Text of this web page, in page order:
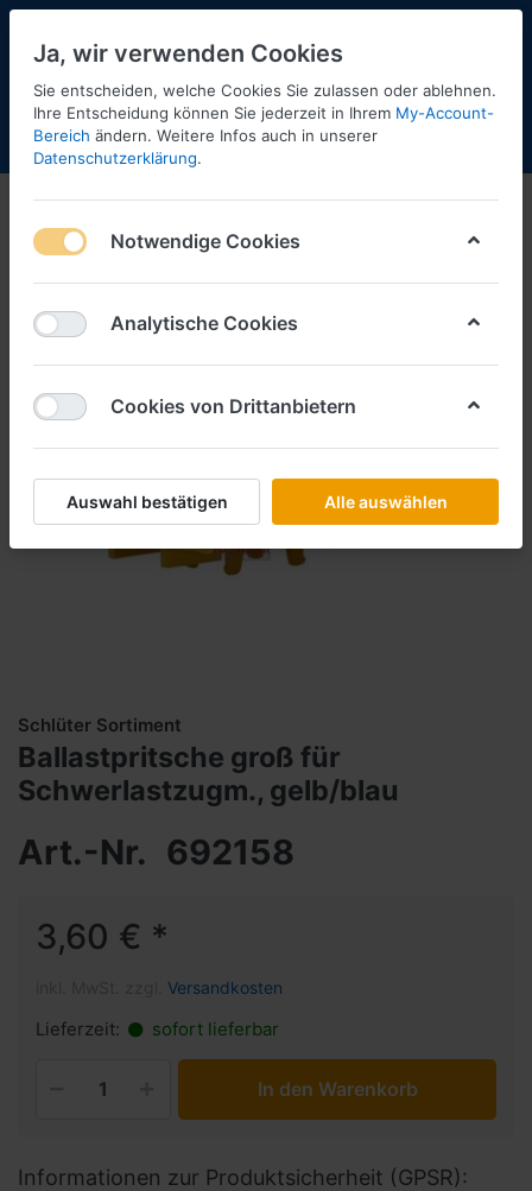
Menü Anmelden Shopaktualisierung
Schlüter Sortiment
Ballastpritsche groß für
Schwerlastzugm., gelb/blau
Art.-Nr. 692158
3,60 € *
Versandkosten
Lieferzeit: sofort lieferbar
In den Warenkorb
Informationen zur Produktsicherheit (GPSR):
Ja, wir verwenden Cookies
Sie entscheiden, welche Cookies Sie zulassen oder ablehnen.
Ihre Entscheidung können Sie jederzeit in Ihrem My-Account-
Bereich ändern. Weitere Infos auch in unserer
Datenschutzerklärung.
Notwendige Cookies
Analytische Cookies
Cookies von Drittanbietern
Auswahl bestätigen Alle auswählen